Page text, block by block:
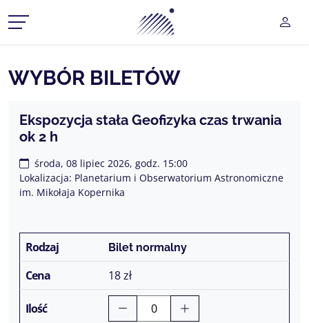
Planetarium Śląski Park
MENU ROZWIJANE
MENU ROZWIJANE
MENU ROZWIJANE
MENU ROZWIJANE
WYBÓR BILETÓW
Ekspozycja stała Geofizyka czas trwania
ok 2 h
środa, 08 lipiec 2026, godz. 15:00
Lokalizacja: Planetarium i Obserwatorium Astronomiczne
im. Mikołaja Kopernika
Bilet normalny
18 zł